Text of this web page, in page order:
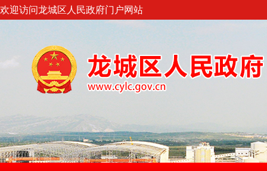
欢迎访问龙城区人民政府门户网站